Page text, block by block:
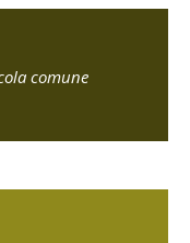
comune